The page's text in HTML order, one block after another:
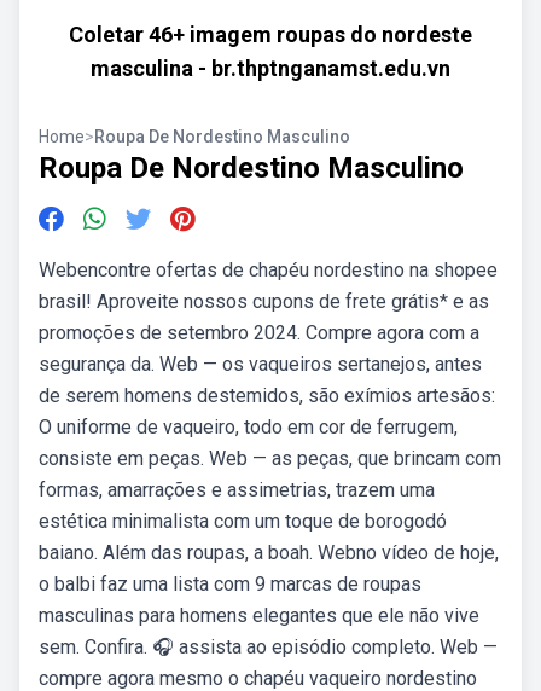
Coletar 46+ imagem roupas do nordeste
masculina - br.thptnganamst.edu.vn
Home>Roupa De Nordestino Masculino
Roupa De Nordestino Masculino
Webencontre ofertas de chapéu nordestino na shopee
brasil! Aproveite nossos cupons de frete grátis* e as
promoções de setembro 2024. Compre agora com a
segurança da. Web — os vaqueiros sertanejos, antes
de serem homens destemidos, são exímios artesãos:
O uniforme de vaqueiro, todo em cor de ferrugem,
consiste em peças. Web — as peças, que brincam com
formas, amarrações e assimetrias, trazem uma
estética minimalista com um toque de borogodó
baiano. Além das roupas, a boah. Webno vídeo de hoje,
o balbi faz uma lista com 9 marcas de roupas
masculinas para homens elegantes que ele não vive
sem. Confira. 🎧 assista ao episódio completo. Web —
compre agora mesmo o chapéu vaqueiro nordestino